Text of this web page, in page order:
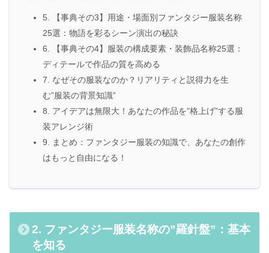
5. 【事典その3】用途・場面別ファンタジー服装名称
25選：物語を彩るシーン演出の秘訣
6. 【事典その4】服装の構成要素・装飾品名称25選：
ディテールで作品の質を高める
7. なぜその服装なのか？リアリティと説得力を生
む”服装の背景知識”
8. アイデアは無限大！あなたの作品を”格上げ”する服
装アレンジ術
9. まとめ：ファンタジー服装の知識で、あなたの創作
はもっと自由になる！
2. ファンタジー服装名称の”羅針盤”：基本
を知る